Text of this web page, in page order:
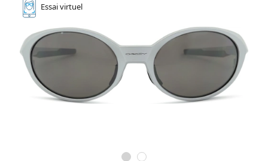
Essaivirtuel